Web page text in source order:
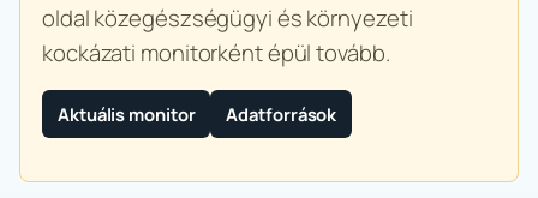
oldal közegészségügyi és környezeti
kockázati monitorként épül tovább.
Aktuális monitor Adatforrások